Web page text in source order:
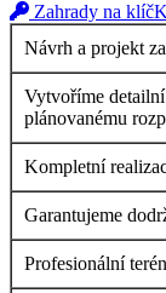
Zahrady na klíč
Návrh a projekt
Vytvoříme
plánovanému
Kompletní
Garantujeme
Profesionální